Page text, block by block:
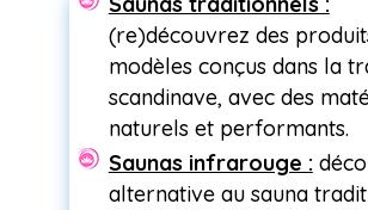
(re)découvrez des
modèles conçus dans la
scandinave, avec des
naturels et performants.
Saunas infrarouge :
alternative au sauna